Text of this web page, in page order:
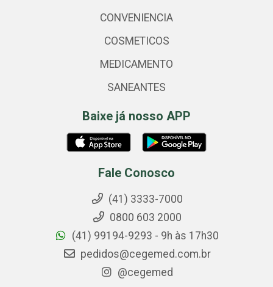
CONVENIENCIA
COSMETICOS
MEDICAMENTO
SANEANTES
Baixe já nosso APP
Fale Conosco
(41) 3333-7000
0800 603 2000
(41) 99194-9293 - 9h às 17h30
pedidos@cegemed.com.br
@cegemed